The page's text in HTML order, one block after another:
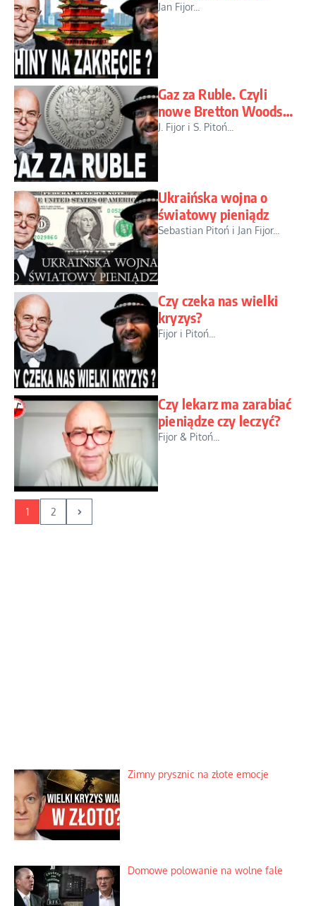
Jan Fijor...
Gaz za Ruble. Czyli
nowe Bretton Woods…
J. Fijor i S. Pitoń...
Ukraińska wojna o
światowy pieniądz
Sebastian Pitoń i Jan Fijor...
Czy czeka nas wielki
kryzys?
Fijor i Pitoń...
Czy lekarz ma zarabiać
pieniądze czy leczyć?
Fijor & Pitoń...
1 2
Zimny prysznic na złote emocje
Domowe polowanie na wolne fale